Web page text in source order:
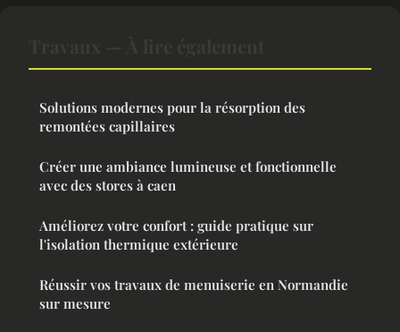
Solutions modernes pour la résorption des
remontées capillaires
Créer une ambiance lumineuse et fonctionnelle
avec des stores à caen
Améliorez votre confort : guide pratique sur
l'isolation thermique extérieure
Réussir vos travaux de menuiserie en Normandie
sur mesure